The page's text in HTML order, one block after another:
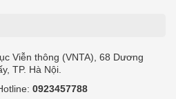
Viễn thông (VNTA), 68 Dương
TP. Hà Nội.
0923457788